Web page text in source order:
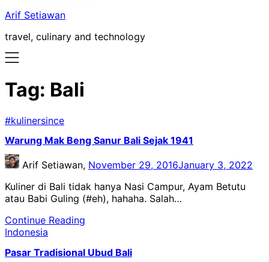
Arif Setiawan
travel, culinary and technology
Tag: Bali
#kulinersince
Warung Mak Beng Sanur Bali Sejak 1941
Arif Setiawan, November 29, 2016January 3, 2022
Kuliner di Bali tidak hanya Nasi Campur, Ayam Betutu
atau Babi Guling (#eh), hahaha. Salah…
Continue Reading
Indonesia
Pasar Tradisional Ubud Bali